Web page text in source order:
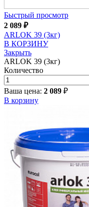
Быстрый просмотр
2 089 ₽
ARLOK 39 (3кг)
В КОРЗИНУ
Закрыть
ARLOK 39 (3кг)
Количество
Ваша цена: 2 089 ₽
В корзину